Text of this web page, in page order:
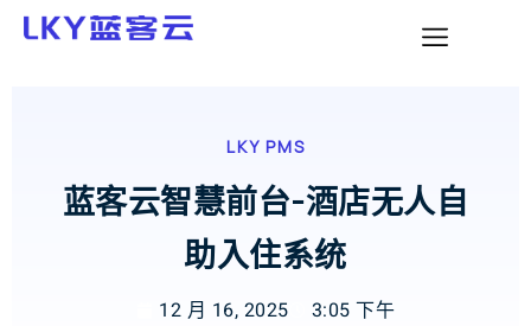
LKY PMS
蓝客云智慧前台-酒店无人自
助入住系统
12 月 16, 2025 3:05 下午